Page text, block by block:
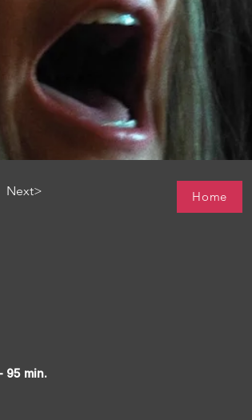
Next> Home
95 min.